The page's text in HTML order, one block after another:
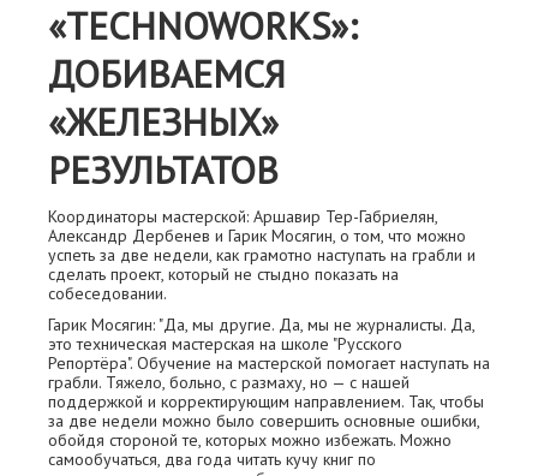
«TECHNOWORKS»:
ДОБИВАЕМСЯ
«ЖЕЛЕЗНЫХ»
РЕЗУЛЬТАТОВ
Координаторы мастерской: Аршавир Тер-Габриелян,
Александр Дербенев и Гарик Мосягин, о том, что можно
успеть за две недели, как грамотно наступать на грабли и
сделать проект, который не стыдно показать на
собеседовании.
Гарик Мосягин: "Да, мы другие. Да, мы не журналисты. Да,
это техническая мастерская на школе "Русского
Репортёра". Обучение на мастерской помогает наступать на
грабли. Тяжело, больно, с размаху, но — с нашей
поддержкой и корректирующим направлением. Так, чтобы
за две недели можно было совершить основные ошибки,
обойдя стороной те, которых можно избежать. Можно
самообучаться, два года читать кучу книг по